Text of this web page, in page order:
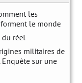
les
le monde
réel
militaires de
sur une